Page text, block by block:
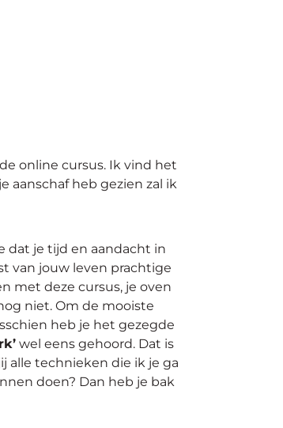
online cursus. Ik vind het
aanschaf heb gezien zal ik
dat je tijd en aandacht in
van jouw leven prachtige
met deze cursus, je oven
niet. Om de mooiste
heb je het gezegde
wel eens gehoord. Dat is
alle technieken die ik je ga
doen? Dan heb je bak